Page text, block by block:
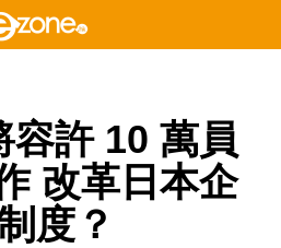
許 10 萬員
改革日本企
度？